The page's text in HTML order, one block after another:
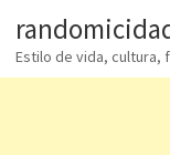
Estilo de vida, cultura,